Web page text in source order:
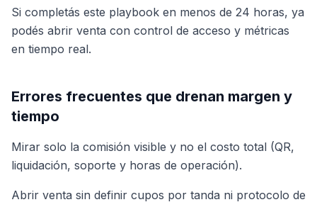
Si completás este playbook en menos de 24 horas, ya
podés abrir venta con control de acceso y métricas
en tiempo real.
Errores frecuentes que drenan margen y
tiempo
Mirar solo la comisión visible y no el costo total (QR,
liquidación, soporte y horas de operación).
Abrir venta sin definir cupos por tanda ni protocolo de